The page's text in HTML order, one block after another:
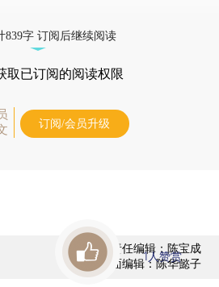
839字 订阅后继续阅读
取已订阅的阅读权限
订阅/会员升级
责任编辑：陈宝成
版面编辑：陈华懿子
1人赞赏